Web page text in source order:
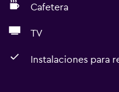
Cafetera
TV
Instalaciones para